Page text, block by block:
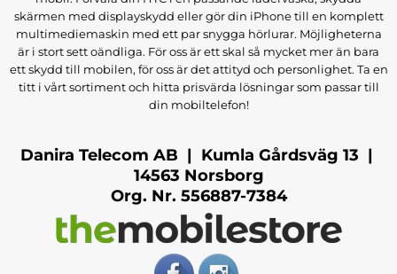
skärmen med displayskydd eller gör din iPhone till en komplett
multimediemaskin med ett par snygga hörlurar. Möjligheterna
är i stort sett oändliga. För oss är ett skal så mycket mer än bara
ett skydd till mobilen, för oss är det attityd och personlighet. Ta en
titt i vårt sortiment och hitta prisvärda lösningar som passar till
din mobiltelefon!
Danira Telecom AB | Kumla Gårdsväg 13 |
14563 Norsborg
Org. Nr. 556887-7384